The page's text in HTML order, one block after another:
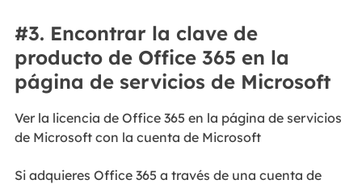
#3. Encontrar la clave de
producto de Office 365 en la
página de servicios de Microsoft
Ver la licencia de Office 365 en la página de servicios
de Microsoft con la cuenta de Microsoft
Si adquieres Office 365 a través de una cuenta de